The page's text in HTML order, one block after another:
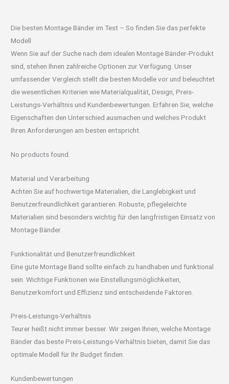
Die besten Montage Bänder im Test – So finden Sie das perfekte
Modell
Wenn Sie auf der Suche nach dem idealen Montage Bänder-Produkt
sind, stehen Ihnen zahlreiche Optionen zur Verfügung. Unser
umfassender Vergleich stellt die besten Modelle vor und beleuchtet
die wesentlichen Kriterien wie Materialqualität, Design, Preis-
Leistungs-Verhältnis und Kundenbewertungen. Erfahren Sie, welche
Eigenschaften den Unterschied ausmachen und welches Produkt
Ihren Anforderungen am besten entspricht.
No products found.
Material und Verarbeitung
Achten Sie auf hochwertige Materialien, die Langlebigkeit und
Benutzerfreundlichkeit garantieren. Robuste, pflegeleichte
Materialien sind besonders wichtig für den langfristigen Einsatz von
Montage Bänder.
Funktionalität und Benutzerfreundlichkeit
Eine gute Montage Band sollte einfach zu handhaben und funktional
sein. Wichtige Funktionen wie Einstellungsmöglichkeiten,
Benutzerkomfort und Effizienz sind entscheidende Faktoren.
Preis-Leistungs-Verhältnis
Teurer heißt nicht immer besser. Wir zeigen Ihnen, welche Montage
Bänder das beste Preis-Leistungs-Verhältnis bieten, damit Sie das
optimale Modell für Ihr Budget finden.
Kundenbewertungen